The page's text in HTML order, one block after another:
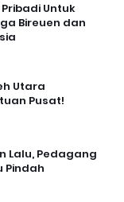
Untuk
Bireuen dan
Utara
Pusat!
Lalu, Pedagang
Pindah